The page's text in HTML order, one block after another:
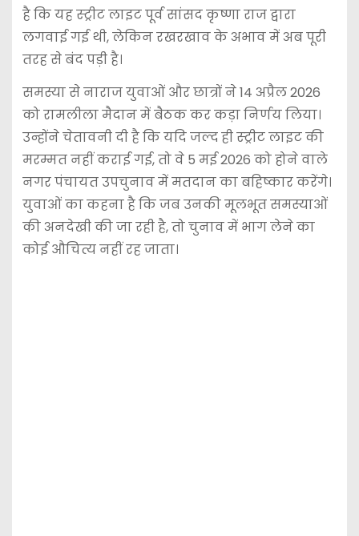
है कि यह स्ट्रीट लाइट पूर्व सांसद कृष्णा राज द्वारा
लगवाई गई थी, लेकिन रखरखाव के अभाव में अब पूरी
तरह से बंद पड़ी है।
समस्या से नाराज युवाओं और छात्रों ने 14 अप्रैल 2026
को रामलीला मैदान में बैठक कर कड़ा निर्णय लिया।
उन्होंने चेतावनी दी है कि यदि जल्द ही स्ट्रीट लाइट की
मरम्मत नहीं कराई गई, तो वे 5 मई 2026 को होने वाले
नगर पंचायत उपचुनाव में मतदान का बहिष्कार करेंगे।
युवाओं का कहना है कि जब उनकी मूलभूत समस्याओं
की अनदेखी की जा रही है, तो चुनाव में भाग लेने का
कोई औचित्य नहीं रह जाता।